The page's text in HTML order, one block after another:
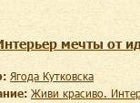
мечты от
Ягода Кутковска
Живи красиво.